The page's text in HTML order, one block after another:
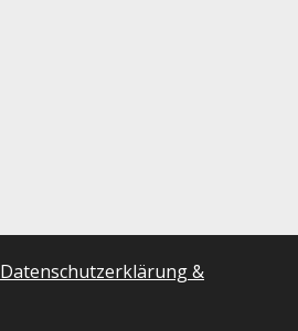
Datenschutzerklärung &